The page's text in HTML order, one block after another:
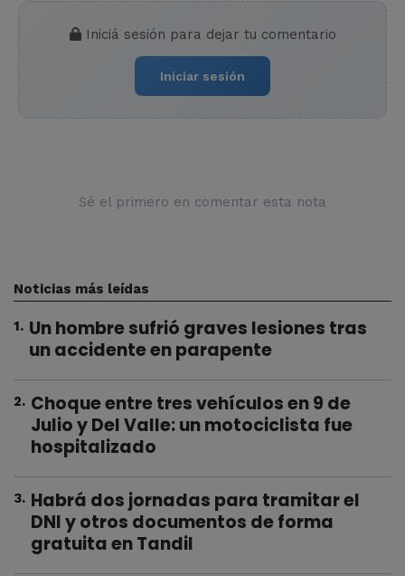
Iniciá sesión para dejar tu comentario
Iniciar sesión
Sé el primero en comentar esta nota
Noticias más leídas
1. Un hombre sufrió graves lesiones tras
un accidente en parapente
2. Choque entre tres vehículos en 9 de
Julio y Del Valle: un motociclista fue
hospitalizado
3. Habrá dos jornadas para tramitar el
DNI y otros documentos de forma
gratuita en Tandil